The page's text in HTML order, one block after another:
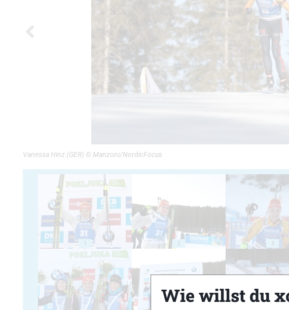
Vanessa Hinz (GER) © Manzoni/NordicFocus
1 2 3
Wie willst du